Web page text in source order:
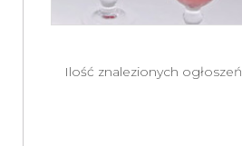
Ilość znalezionych ogłoszeń